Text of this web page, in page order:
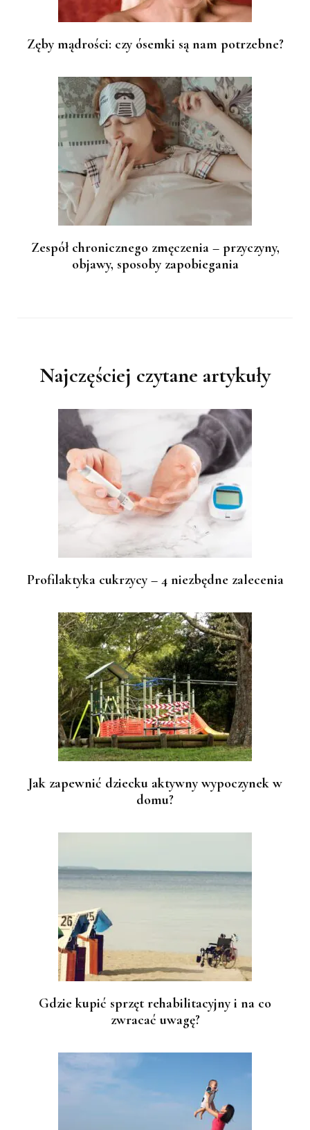
Zęby mądrości: czy ósemki są nam potrzebne?
Zespół chronicznego zmęczenia – przyczyny,
objawy, sposoby zapobiegania
Najczęściej czytane artykuły
Profilaktyka cukrzycy – 4 niezbędne zalecenia
Jak zapewnić dziecku aktywny wypoczynek w
domu?
Gdzie kupić sprzęt rehabilitacyjny i na co
zwracać uwagę?